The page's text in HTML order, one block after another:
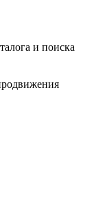
и поиска